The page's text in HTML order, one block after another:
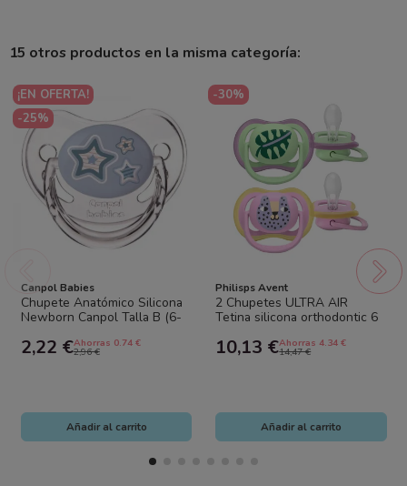
15 otros productos en la misma categoría:
¡EN OFERTA!
-25%
Canpol Babies
Chupete Anatómico Silicona
Newborn Canpol Talla B (6-
Seguridad...
2,22 €Ahorras 0.74 €
2,96 €
Añadir al carrito
-30%
Philisps Avent
2 Chupetes ULTRA AIR
Tetina silicona orthodontic 6
10,13 €Ahorras 4.34 €
14,47 €
Añadir al carrito